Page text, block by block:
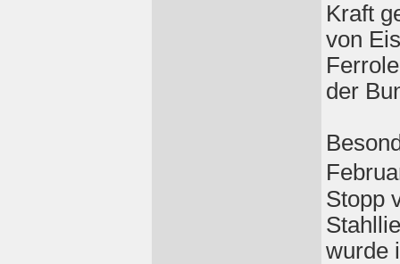
Kraft
von
der
Stopp
wurde